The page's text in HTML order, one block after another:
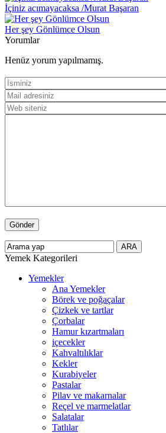
İçiniz acımayacaksa /Murat Başaran
Her şey Gönlümce Olsun
Yorumlar
Henüz yorum yapılmamış.
Yemek Kategorileri
Yemekler
Ana Yemekler
Börek ve poğaçalar
Çizkek ve tartlar
Çorbalar
Hamur kızartmaları
içecekler
Kahvaltılıklar
Kekler
Kurabiyeler
Pastalar
Pilav ve makarnalar
Reçel ve marmelatlar
Salatalar
Tatlılar